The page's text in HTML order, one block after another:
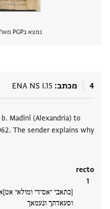
נמצא בPGP מאז
4 מכתב ENA NS I.15
Madīnī (Alexandria) to
The sender explains why
recto
[כתאבי יאסידי ומולאי
וסעאדתך ונעמאך